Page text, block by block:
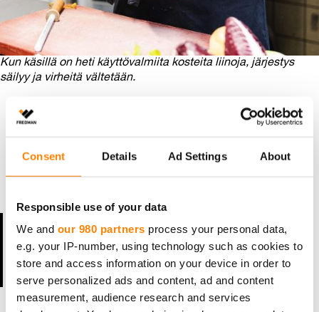
Consent Details Ad Settings About
Responsible use of your data
We and our 980 partners process your personal data,
e.g. your IP-number, using technology such as cookies to
store and access information on your device in order to
serve personalized ads and content, ad and content
measurement, audience research and services
Kun käsillä on heti käyttövalmiita kosteita liinoja, järjestys
säilyy ja virheitä vältetään.
Sesongissa ravintolassa työskennellään satojen
komponenttien kanssa, useiden grillien ja
kaasuhellojen äärellä kovassa paineessa. Puhtaus,
järjestys ja työturvallisuus ovat kriittisen tärkeitä. Kun
monikäyttöinen liina. Se tehostaa tekemistä ja
auttaa pääsemään tilaisuuden tavoitteisiin, kun
voi paremmin vain keskittyä olennaiseen”,
Wahlman sanoo.